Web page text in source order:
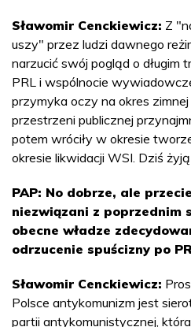
Sławomir Cenckiewicz: Z
uszy" przez ludzi dawnego
narzucić swój pogląd o długim
PRL i wspólnocie
przymyka oczy na okres
przestrzeni publicznej
potem wróciły w okresie
okresie likwidacji WSI. Dziś
PAP: No dobrze, ale
niezwiązani z poprzednim
obecne władze
odrzucenie spuścizny po
Sławomir Cenckiewicz:
Polsce antykomunizm jest
partii antykomunistycznej,